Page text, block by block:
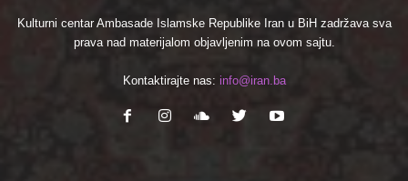
Kulturni centar Ambasade Islamske Republike Iran u BiH zadržava sva
prava nad materijalom objavljenim na ovom sajtu.
Kontaktirajte nas: info@iran.ba